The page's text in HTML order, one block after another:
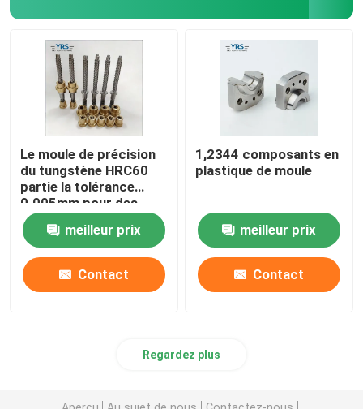
Le moule de précision
du tungstène HRC60
partie la tolérance
0.005mm pour des
cosmétiques que le
plastique meurent
meilleur prix
Contact
1,2344 composants en
plastique de moule
meilleur prix
Contact
Regardez plus